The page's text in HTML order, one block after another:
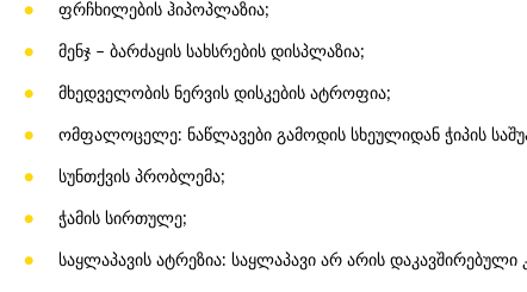
ფრჩხილების ჰიპოპლაზია;
მენჯ – ბარძაყის სახსრების დისპლაზია;
მხედველობის ნერვის დისკების ატროფია;
ომფალოცელე: ნაწლავები გამოდის სხეულიდან ჭიპის
სუნთქვის პრობლემა;
ჭამის სირთულე;
საყლაპავის ატრეზია: საყლაპავი არ არის დაკავშირებული